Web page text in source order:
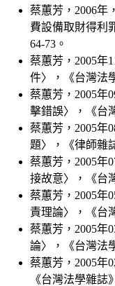
蔡蕙芳，2006年
費設備取財得利
64-73。
蔡蕙芳，2005年
件〉，《台灣法
蔡蕙芳，2005年
擊錯誤〉，《台
蔡蕙芳，2005年
題〉，《律師雜
蔡蕙芳，2005年
接故意〉，《台
蔡蕙芳，2005年
責理論〉，《台
蔡蕙芳，2005年
論〉，《台灣法
蔡蕙芳，2005年
《台灣法學雜誌